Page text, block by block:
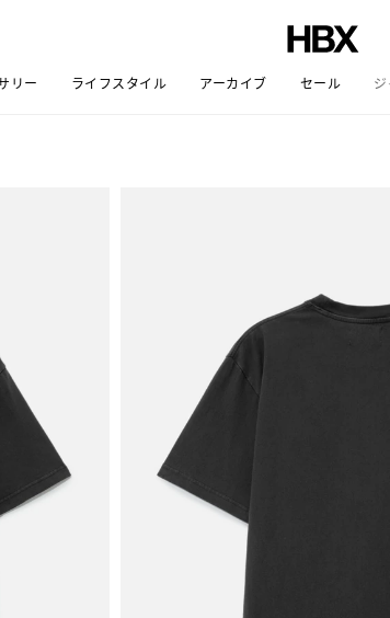
リー ライフスタイル アーカイブ セール ジ